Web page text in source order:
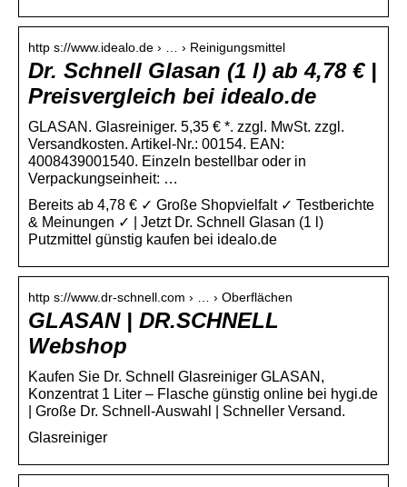
http s://www.idealo.de › … › Reinigungsmittel
Dr. Schnell Glasan (1 l) ab 4,78 € |
Preisvergleich bei idealo.de
GLASAN. Glasreiniger. 5,35 € *. zzgl. MwSt. zzgl.
Versandkosten. Artikel-Nr.: 00154. EAN:
4008439001540. Einzeln bestellbar oder in
Verpackungseinheit: …
Bereits ab 4,78 € ✓ Große Shopvielfalt ✓ Testberichte
& Meinungen ✓ | Jetzt Dr. Schnell Glasan (1 l)
Putzmittel günstig kaufen bei idealo.de
http s://www.dr-schnell.com › … › Oberflächen
GLASAN | DR.SCHNELL
Webshop
Kaufen Sie Dr. Schnell Glasreiniger GLASAN,
Konzentrat 1 Liter – Flasche günstig online bei hygi.de
| Große Dr. Schnell-Auswahl | Schneller Versand.
Glasreiniger